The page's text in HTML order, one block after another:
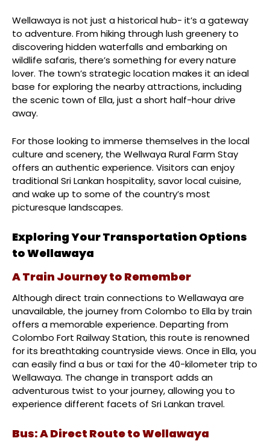
Wellawaya is not just a historical hub- it’s a gateway
to adventure. From hiking through lush greenery to
discovering hidden waterfalls and embarking on
wildlife safaris, there’s something for every nature
lover. The town’s strategic location makes it an ideal
base for exploring the nearby attractions, including
the scenic town of Ella, just a short half-hour drive
away.
For those looking to immerse themselves in the local
culture and scenery, the Wellwaya Rural Farm Stay
offers an authentic experience. Visitors can enjoy
traditional Sri Lankan hospitality, savor local cuisine,
and wake up to some of the country’s most
picturesque landscapes.
Exploring Your Transportation Options
to Wellawaya
A Train Journey to Remember
Although direct train connections to Wellawaya are
unavailable, the journey from Colombo to Ella by train
offers a memorable experience. Departing from
Colombo Fort Railway Station, this route is renowned
for its breathtaking countryside views. Once in Ella, you
can easily find a bus or taxi for the 40-kilometer trip to
Wellawaya. The change in transport adds an
adventurous twist to your journey, allowing you to
experience different facets of Sri Lankan travel.
Bus: A Direct Route to Wellawaya